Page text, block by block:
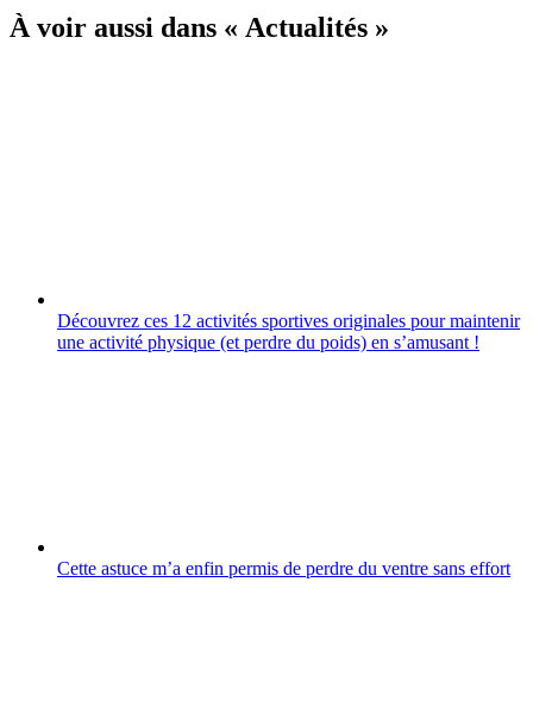
À voir aussi dans « Actualités »
Découvrez ces 12 activités sportives originales pour maintenir
une activité physique (et perdre du poids) en sʼamusant !
Cette astuce m’a enfin permis de perdre du ventre sans effort